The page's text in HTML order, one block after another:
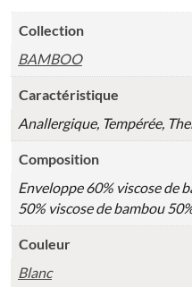
Collection
BAMBOO
Caractéristique
Anallergique, Tempérée,
Composition
Enveloppe 60% viscose de
50% viscose de bambou
Couleur
Blanc